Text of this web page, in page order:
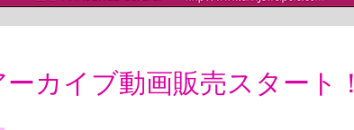
カイブ動画販売スタート！